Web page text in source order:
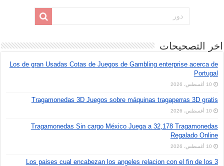
اخر التصحيحات
Los de gran Usadas Cotas de Juegos de Gambling enterprise acerca de
Portugal
10 أغسطس، 2026
Tragamonedas 3D Juegos sobre máquinas tragaperras 3D gratis
10 أغسطس، 2026
Tragamonedas Sin cargo México Juega a 32,178 Tragamonedas
Regalado Online
10 أغسطس، 2026
Los paises cual encabezan los angeles relacion con el fin de los 3